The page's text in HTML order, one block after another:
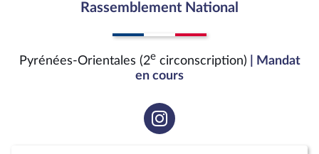
Rassemblement National
Pyrénées-Orientales (2ecirconscription)
| Mandat
en cours
Voir
la